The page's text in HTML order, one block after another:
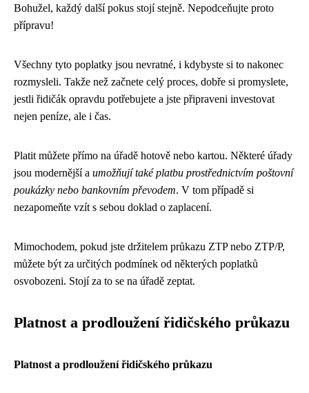
Bohužel, každý další pokus stojí stejně. Nepodceňujte proto
přípravu!
Všechny tyto poplatky jsou nevratné, i kdybyste si to nakonec
rozmysleli. Takže než začnete celý proces, dobře si promyslete,
jestli řidičák opravdu potřebujete a jste připraveni investovat
nejen peníze, ale i čas.
Platit můžete přímo na úřadě hotově nebo kartou. Některé úřady
jsou modernější a umožňují také platbu prostřednictvím poštovní
poukázky nebo bankovním převodem. V tom případě si
nezapomeňte vzít s sebou doklad o zaplacení.
Mimochodem, pokud jste držitelem průkazu ZTP nebo ZTP/P,
můžete být za určitých podmínek od některých poplatků
osvobozeni. Stojí za to se na úřadě zeptat.
Platnost a prodloužení řidičského průkazu
Platnost a prodloužení řidičského průkazu